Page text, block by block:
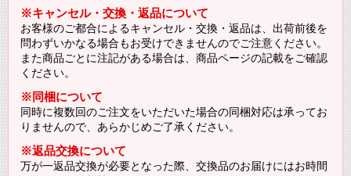
※キャンセル・交換・返品について
お客様のご都合によるキャンセル・交換・返品は、出荷前後を
問わずいかなる場合もお受けできませんのでご注意ください。
また商品ごとに注記がある場合は、商品ページの記載をご確認
ください。
※同梱について
同時に複数回のご注文をいただいた場合の同梱対応は承ってお
りませんので、あらかじめご了承ください。
※返品交換について
万が一返品交換が必要となった際、交換品のお届けにはお時間